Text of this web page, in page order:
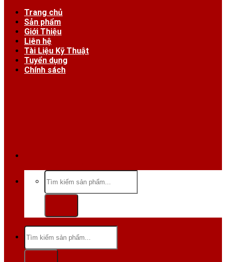
Trang chủ
Sản phẩm
Giới Thiệu
Liên hệ
Tài Liệu Kỹ Thuật
Tuyển dụng
Chính sách
Tìm
kiếm:
Tìm
kiếm: